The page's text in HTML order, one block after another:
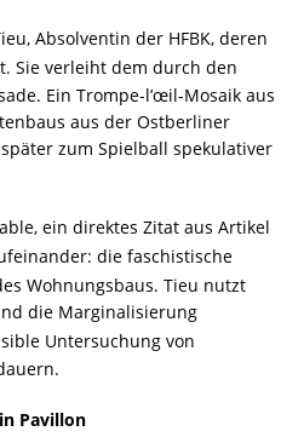
Absolventin der HFBK, deren
. Sie verleiht dem durch den
. Ein Trompe-l’œil-Mosaik aus
aus der Ostberliner
zum Spielball spekulativer
ein direktes Zitat aus Artikel
die faschistische
Wohnungsbaus. Tieu nutzt
die Marginalisierung
Untersuchung von
.
Pavillon